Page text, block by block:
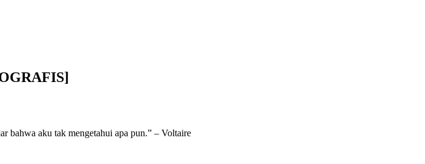
bahwa aku tak mengetahui apa pun.” – Voltaire